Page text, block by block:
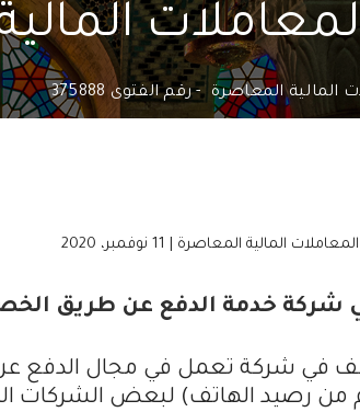
المالية
المالية المعاصرة رقم الفتوى 375888
شركة خدمة الدفع عن طريق
في شركة تعمل في مجال الدفع
من رصيد الهاتف) لبعض الشركات